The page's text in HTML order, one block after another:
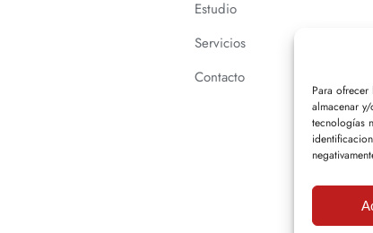
Para
almacenar
tecnologías
Estudio
Servicios
Contacto